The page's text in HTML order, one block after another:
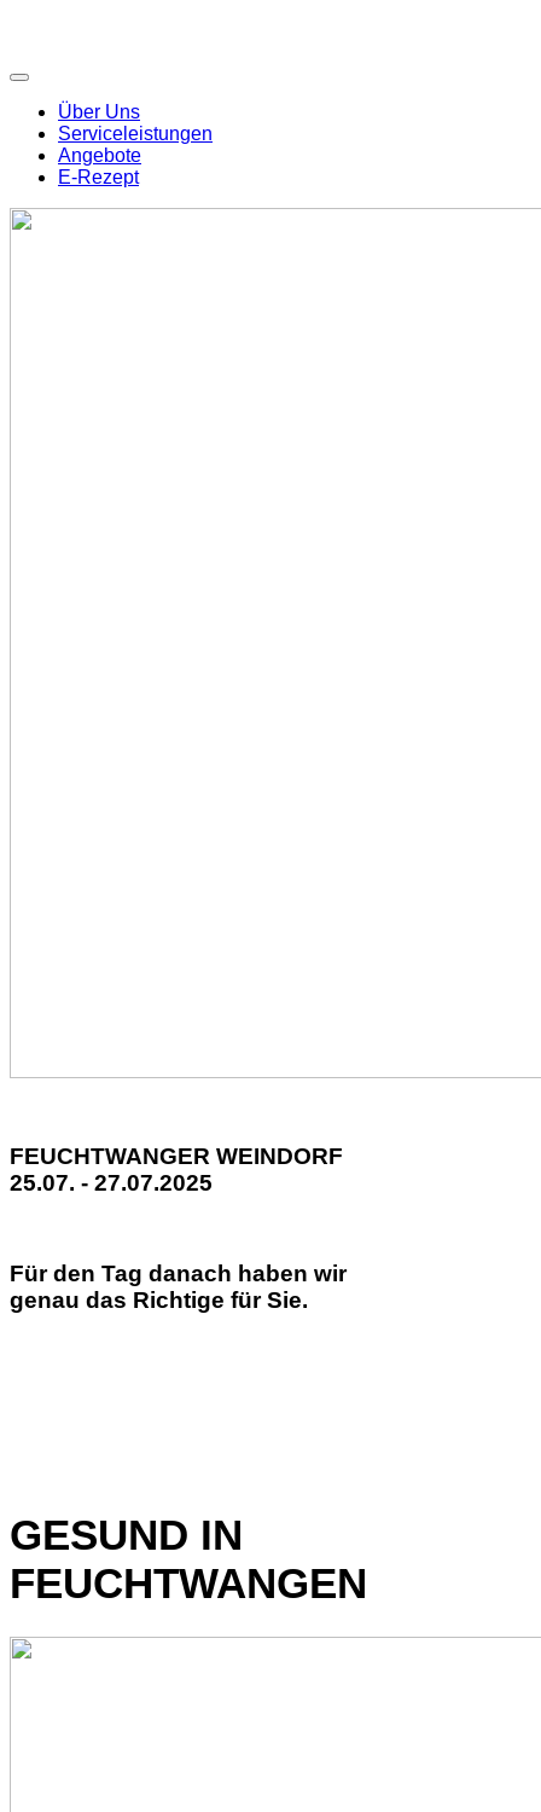
Über Uns
Serviceleistungen
Angebote
E-Rezept
FEUCHTWANGER WEINDORF
25.07. - 27.07.2025
Für den Tag danach haben wir
genau das Richtige für Sie.
GESUND IN
FEUCHTWANGEN